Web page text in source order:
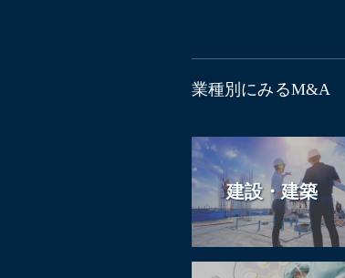
業種別にみるM&A
建設・建築